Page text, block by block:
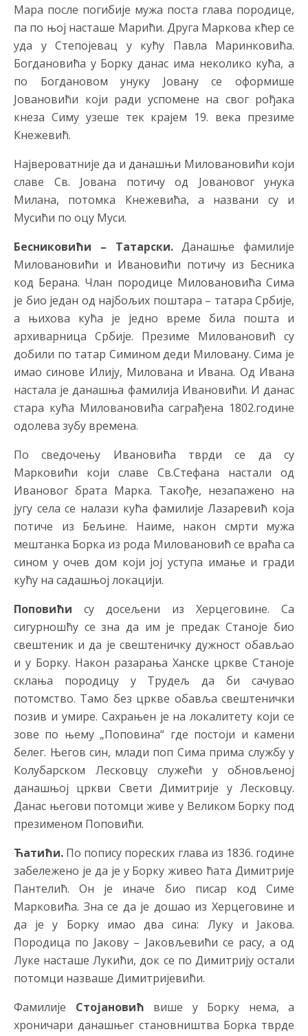
Мара после погибије мужа поста глава породице,
па по њој насташе Марићи. Друга Маркова кћер се
уда у Степојевац у кућу Павла Маринковића.
Богдановића у Борку данас има неколико кућа, а
по Богдановом унуку Јовану се оформише
Јовановићи који ради успомене на свог рођака
кнеза Симу узеше тек крајем 19. века презиме
Кнежевић.
Највероватније да и данашњи Миловановићи који
славе Св. Јована потичу од Јовановог унука
Милана, потомка Кнежевића, а названи су и
Мусићи по оцу Муси.
Бесниковићи – Татарски.Данашње фамилије
Миловановићи и Ивановићи потичу из Бесника
код Берана. Члан породице Миловановића Сима
је био један од најбољих поштара – татара Србије,
а њихова кућа је једно време била пошта и
архиварница Србије. Презиме Миловановић су
добили по татар Симином деди Миловану. Сима је
имао синове Илију, Милована и Ивана. Од Ивана
настала је данашња фамилија Ивановићи. И данас
стара кућа Миловановића саграђена 1802.године
одолева зубу времена.
По сведочењу Ивановића тврди се да су
Марковићи који славе Св.Стефана настали од
Ивановог брата Марка. Такође, незапажено на
југу села се налази кућа фамилије Лазаревић која
потиче из Бељине. Наиме, након смрти мужа
мештанка Борка из рода Миловановић се враћа са
сином у очев дом који јој уступа имање и гради
кућу на садашњој локацији.
Поповићи су досељени из Херцеговине. Са
сигурношћу се зна да им је предак Станоје био
свештеник и да је свештеничку дужност обављао
и у Борку. Након разарања Ханске цркве Станоје
склања породицу у Трудељ да би сачувао
потомство. Тамо без цркве обавља свештенички
позив и умире. Сахрањен је на локалитету који се
зове по њему „Поповина“ где постоји и камени
белег. Његов син, млади поп Сима прима службу у
Колубарском Лесковцу служећи у обновљеној
данашњој цркви Свети Димитрије у Лесковцу.
Данас његови потомци живе у Великом Борку под
презименом Поповићи.
Ћатићи. По попису пореских глава из 1836. године
забележено је да је у Борку живео ћата Димитрије
Пантелић. Он је иначе био писар код Симе
Марковића. Зна се да је дошао из Херцеговине и
да је у Борку имао два сина: Луку и Јакова.
Породица по Јакову – Јаковљевићи се расу, а од
Луке насташе Лукићи, док се по Димитрију остали
потомци назваше Димитријевићи.
Фамилије Стојановић више у Борку нема, а
хроничари данашњег становништва Борка тврде